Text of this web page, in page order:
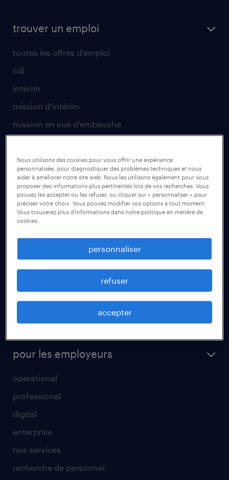
trouver un emploi
toutes les offres d'emploi
cdi
interim
mission d'intérim
mission en vue d'embauche
pour les talents
operational
professional
secteurs d’activités
fiches métiers
votre lettre de motivation
réussir son entretien d’embauche
tout savoir sur l'intérim
pour les employeurs
operational
professional
digital
enterprise
nos services
recherche de personnel
Nous utilisons des cookies pour vous offrir une expérience
personnalisée, pour diagnostiquer des problèmes techniques et nous
aider à améliorer notre site web. Nous les utilisons également pour vous
proposer des informations plus pertinentes lors de vos recherches. Vous
pouvez les accepter ou les refuser, ou cliquer sur « personnaliser » pour
préciser votre choix. Vous pouvez modifier vos options à tout moment.
Vous trouverez plus d'informations dans notre politique en matière de
cookies.
personnaliser
refuser
accepter